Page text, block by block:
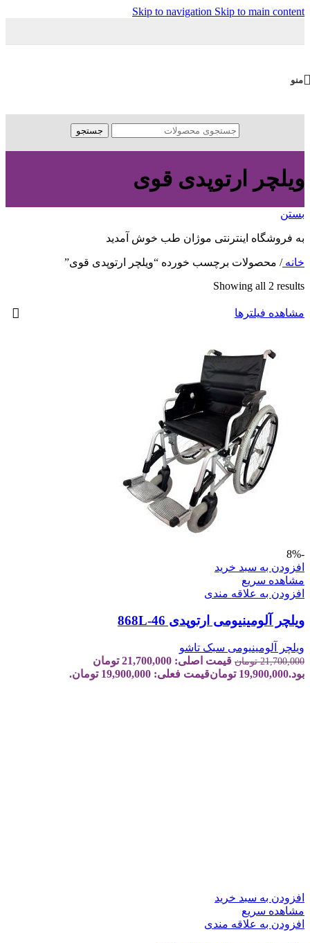
Skip to navigation Skip to main content
منو
جستجو
ویلچر ارتوپدی قوی
بستن
به فروشگاه اینترنتی موژان طب خوش آمدید
خانه/ محصولات برچسب خورده “ویلچر ارتوپدی قوی”
Showing all 2 results
مشاهده فیلترها
-8%
افزودن به سبد خرید
مشاهده سریع
افزودن به علاقه مندی
ویلچر آلومینیومی ارتوپدی 868L-46
ویلچر آلومینیومی سبک تاشو
21,700,000 تومان
قیمت اصلی: 21,700,000 تومان
بود.19,900,000 تومانقیمت فعلی: 19,900,000 تومان.
افزودن به سبد خرید
مشاهده سریع
افزودن به علاقه مندی